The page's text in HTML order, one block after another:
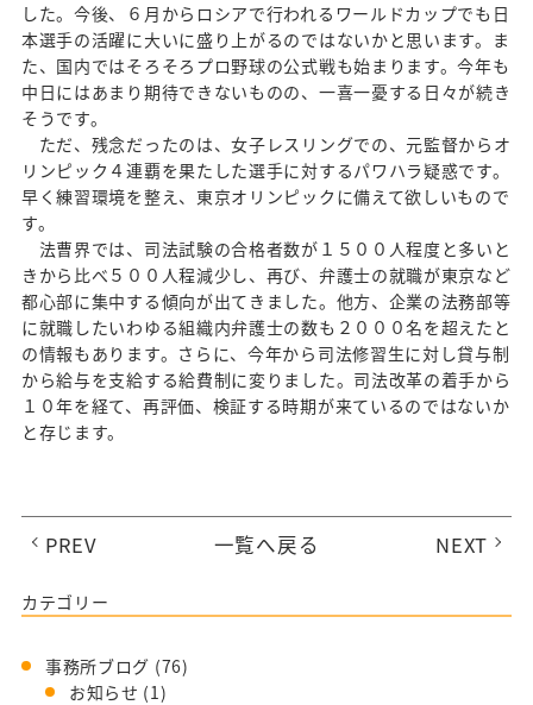
した。今後、６月からロシアで行われるワールドカップでも日
本選手の活躍に大いに盛り上がるのではないかと思います。ま
た、国内ではそろそろプロ野球の公式戦も始まります。今年も
中日にはあまり期待できないものの、一喜一憂する日々が続き
そうです。
ただ、残念だったのは、女子レスリングでの、元監督からオ
リンピック４連覇を果たした選手に対するパワハラ疑惑です。
早く練習環境を整え、東京オリンピックに備えて欲しいもので
す。
法曹界では、司法試験の合格者数が１５００人程度と多いと
きから比べ５００人程減少し、再び、弁護士の就職が東京など
都心部に集中する傾向が出てきました。他方、企業の法務部等
に就職したいわゆる組織内弁護士の数も２０００名を超えたと
の情報もあります。さらに、今年から司法修習生に対し貸与制
から給与を支給する給費制に変りました。司法改革の着手から
１０年を経て、再評価、検証する時期が来ているのではないか
と存じます。
PREV 一覧へ戻る NEXT
カテゴリー
事務所ブログ (76)
お知らせ (1)